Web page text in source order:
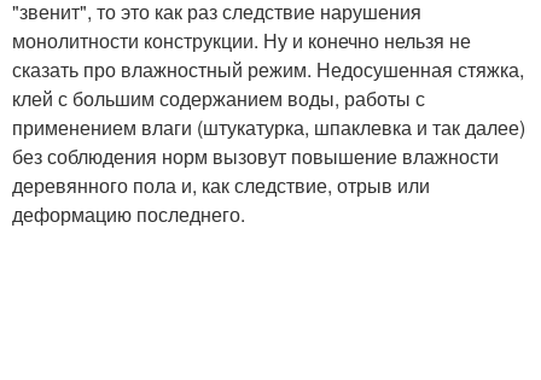
"звенит", то это как раз следствие нарушения
монолитности конструкции. Ну и конечно нельзя не
сказать про влажностный режим. Недосушенная стяжка,
клей с большим содержанием воды, работы с
применением влаги (штукатурка, шпаклевка и так далее)
без соблюдения норм вызовут повышение влажности
деревянного пола и, как следствие, отрыв или
деформацию последнего.